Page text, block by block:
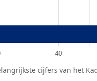
40
cijfers van het